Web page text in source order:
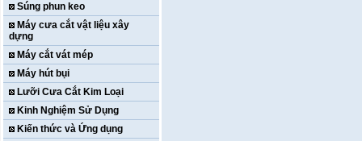
Súng phun keo
Máy cưa cắt vật liệu xây
dựng
Máy cắt vát mép
Máy hút bụi
Lưỡi Cưa Cắt Kim Loại
Kinh Nghiệm Sử Dụng
Kiến thức và Ứng dụng